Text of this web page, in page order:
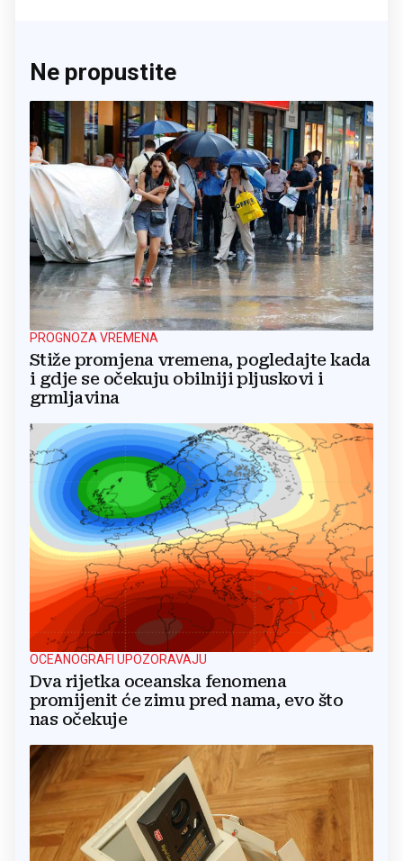
Ne propustite
PROGNOZA VREMENA
Stiže promjena vremena, pogledajte kada
i gdje se očekuju obilniji pljuskovi i
grmljavina
OCEANOGRAFI UPOZORAVAJU
Dva rijetka oceanska fenomena
promijenit će zimu pred nama, evo što
nas očekuje